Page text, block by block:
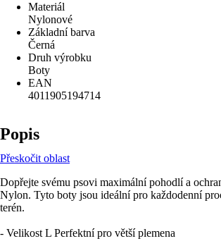
Materiál
Nylonové
Základní barva
Černá
Druh výrobku
Boty
EAN
4011905194714
Popis
Přeskočit oblast
Dopřejte svému psovi maximální pohodlí a
Nylon. Tyto boty jsou ideální pro každodenní
terén.
- Velikost L Perfektní pro větší plemena